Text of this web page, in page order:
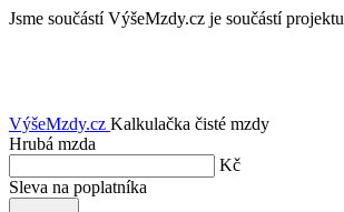
Jsme součástí VýšeMzdy.cz je součástí projektu
VýšeMzdy.cz Kalkulačka čisté mzdy
Hrubá mzda
Kč
Sleva na poplatníka